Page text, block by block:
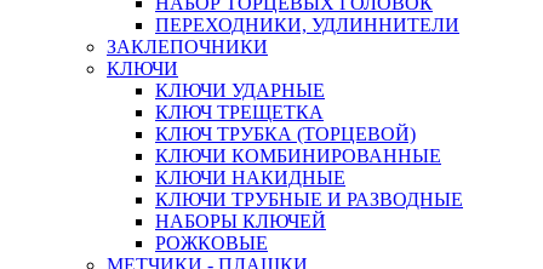
ПЕРЕХОДНИКИ, УДЛИННИТЕЛИ
ЗАКЛЕПОЧНИКИ
КЛЮЧИ
КЛЮЧИ УДАРНЫЕ
КЛЮЧ ТРЕЩЕТКА
КЛЮЧ ТРУБКА (ТОРЦЕВОЙ)
КЛЮЧИ КОМБИНИРОВАННЫЕ
КЛЮЧИ НАКИДНЫЕ
КЛЮЧИ ТРУБНЫЕ И РАЗВОДНЫЕ
НАБОРЫ КЛЮЧЕЙ
РОЖКОВЫЕ
МЕТЧИКИ - ПЛАШКИ